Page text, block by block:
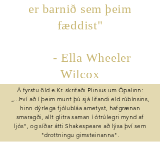
er barnið sem þeim
fæddist"
- Ella Wheeler
Wilcox
Á fyrstu öld e.Kr. skrifaði Plinius um Ópalinn:
„...Því að í þeim munt þú sjá lifandi eld rúbínsins,
hinn dýrlega fjólubláa ametyst, hafgrænan
smaragði, allt glitra saman í ótrúlegri mynd af
ljós", og síðar átti Shakespeare að lýsa því sem
"drottningu gimsteinanna".